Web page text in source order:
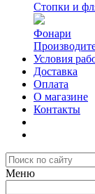
Стопки и
Фонари
Условия
Доставка
Оплата
О магазине
Контакты
Меню